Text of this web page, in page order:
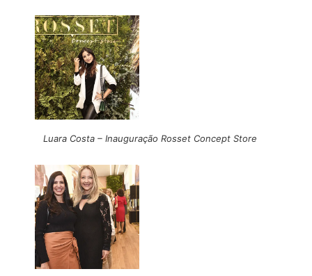
Luara Costa – Inauguração Rosset Concept Store